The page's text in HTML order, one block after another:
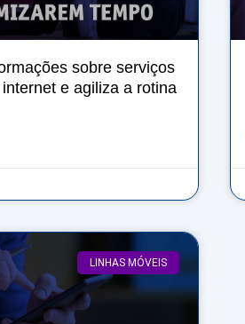
sobre serviços
e agiliza a rotina
LINHAS MÓVEIS